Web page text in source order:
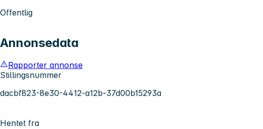
Offentlig
Annonsedata
Rapporter annonse
Stillingsnummer
dacbf823-8e30-4412-a12b-37d00b15293a
Hentet fra